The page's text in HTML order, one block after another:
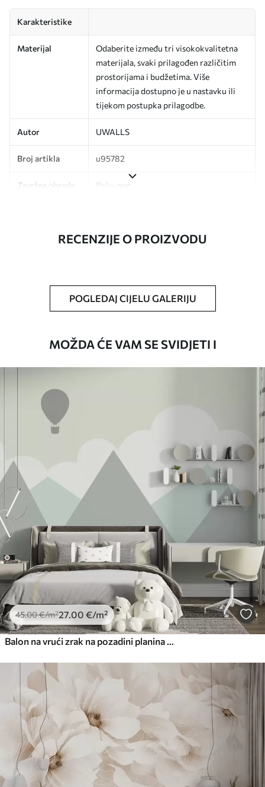
Karakteristike
Materijal
Odaberite između tri visokokvalitetna
materijala, svaki prilagođen različitim
prostorijama i budžetima. Više
informacija dostupno je u nastavku ili
tijekom postupka prilagodbe.
Autor UWALLS
Broj artikla u95782
Završna obrada Polu-mat.
širine do 50 cm.
vodom.
Dostupni materijali
Standard
Premium
.67 /m²
Premium vinil
.6740.00€ /m²
Peel and Stick
81.6749.00€/m²
RECENZIJE O PROIZVODU
POGLEDAJ CIJELU GALERIJU
MOŽDA ĆE VAM SE SVIDJETI I
45.00€/m²27 .00 €/m²